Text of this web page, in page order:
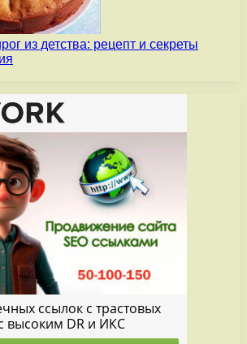
из детства: рецепт и секреты